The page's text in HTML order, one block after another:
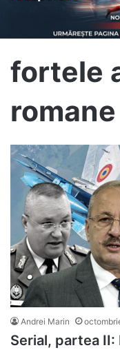
fortele
romane
Andrei Marin
Serial, partea II: